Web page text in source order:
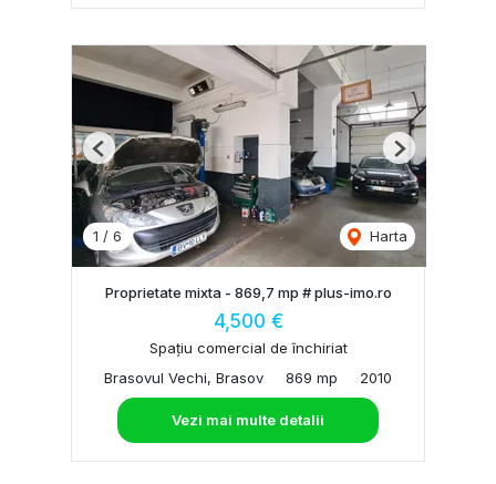
1 / 6 Harta
Previous Next
Proprietate mixta - 869,7 mp # plus-imo.ro
4,500 €
Spațiu comercial de închiriat
Brasovul Vechi, Brasov
869 mp 2010
Vezi mai multe detalii